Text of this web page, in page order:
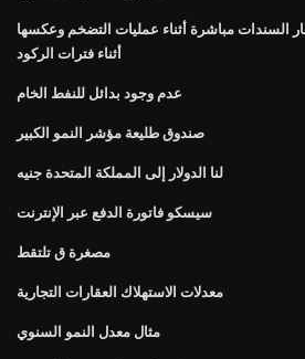
السندات مباشرة أثناء عمليات التضخم وعكسها
أثناء فترات الركود
عدم وجود بدائل للنفط الخام
صندوق طليعة مؤشر النمو الكبير
لنا الدولار إلى المملكة المتحدة جنيه
سيسكو فاتورة الدفع عبر الإنترنت
مصغرة ق تلتقط
معدلات الاستهلاك العقارات التجارية
مثال معدل النمو السنوي